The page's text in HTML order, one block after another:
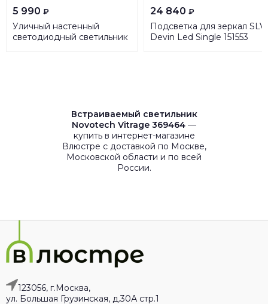
5 990 ₽
Уличный настенный
светодиодный светильник
24 840 ₽
Подсветка для зеркал SLV
Devin Led Single 151553
Встраиваемый светильник
Novotech Vitrage 369464 —
купить в интернет-магазине
Влюстре с доставкой по Москве,
Московской области и по всей
России.
123056, г.Москва,
ул. Большая Грузинская, д.30А стр.1